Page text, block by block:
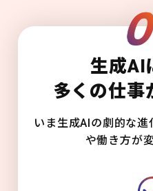
生成AI
多くの仕事
いま生成AIの劇的な
や働き方が